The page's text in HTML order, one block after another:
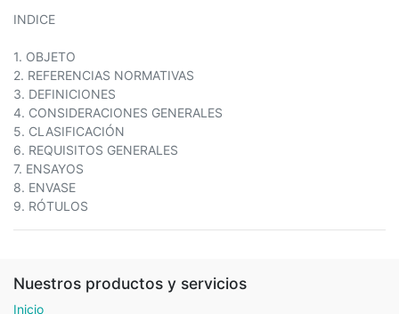
INDICE
1. OBJETO
2. REFERENCIAS NORMATIVAS
3. DEFINICIONES
4. CONSIDERACIONES GENERALES
5. CLASIFICACIÓN
6. REQUISITOS GENERALES
7. ENSAYOS
8. ENVASE
9. RÓTULOS
Nuestros productos y servicios
Inicio